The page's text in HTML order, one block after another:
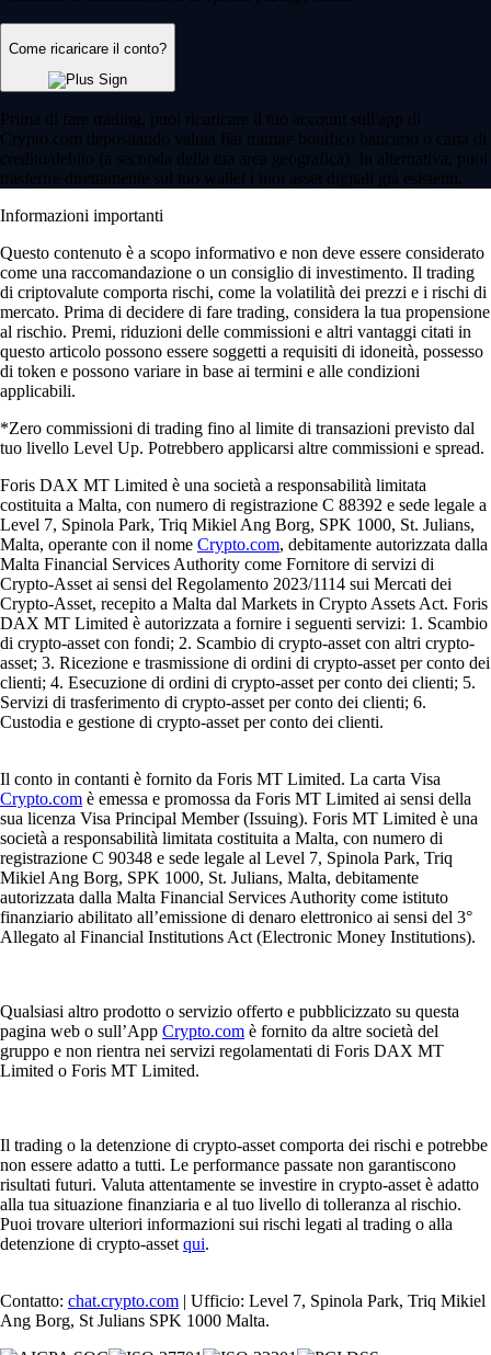
Come ricaricare il conto?
Prima di fare trading, puoi ricaricare il tuo account sull'app di
Crypto.com depositando valuta fiat tramite bonifico bancario o carta di
credito/debito (a seconda della tua area geografica). In alternativa, puoi
trasferire direttamente sul tuo wallet i tuoi asset digitali già esistenti.
Informazioni importanti
Questo contenuto è a scopo informativo e non deve essere considerato
come una raccomandazione o un consiglio di investimento. Il trading
di criptovalute comporta rischi, come la volatilità dei prezzi e i rischi di
mercato. Prima di decidere di fare trading, considera la tua propensione
al rischio. Premi, riduzioni delle commissioni e altri vantaggi citati in
questo articolo possono essere soggetti a requisiti di idoneità, possesso
di token e possono variare in base ai termini e alle condizioni
applicabili.
*Zero commissioni di trading fino al limite di transazioni previsto dal
tuo livello Level Up. Potrebbero applicarsi altre commissioni e spread.
Foris DAX MT Limited è una società a responsabilità limitata
costituita a Malta, con numero di registrazione C 88392 e sede legale a
Level 7, Spinola Park, Triq Mikiel Ang Borg, SPK 1000, St. Julians,
Malta, operante con il nome Crypto.com, debitamente autorizzata dalla
Malta Financial Services Authority come Fornitore di servizi di
Crypto-Asset ai sensi del Regolamento 2023/1114 sui Mercati dei
Crypto-Asset, recepito a Malta dal Markets in Crypto Assets Act. Foris
DAX MT Limited è autorizzata a fornire i seguenti servizi: 1. Scambio
di crypto-asset con fondi; 2. Scambio di crypto-asset con altri crypto-
asset; 3. Ricezione e trasmissione di ordini di crypto-asset per conto dei
clienti; 4. Esecuzione di ordini di crypto-asset per conto dei clienti; 5.
Servizi di trasferimento di crypto-asset per conto dei clienti; 6.
Custodia e gestione di crypto-asset per conto dei clienti.
Il conto in contanti è fornito da Foris MT Limited. La carta Visa
Crypto.com è emessa e promossa da Foris MT Limited ai sensi della
sua licenza Visa Principal Member (Issuing). Foris MT Limited è una
società a responsabilità limitata costituita a Malta, con numero di
registrazione C 90348 e sede legale al Level 7, Spinola Park, Triq
Mikiel Ang Borg, SPK 1000, St. Julians, Malta, debitamente
autorizzata dalla Malta Financial Services Authority come istituto
finanziario abilitato all’emissione di denaro elettronico ai sensi del 3°
Allegato al Financial Institutions Act (Electronic Money Institutions).
Qualsiasi altro prodotto o servizio offerto e pubblicizzato su questa
pagina web o sull’App Crypto.com è fornito da altre società del
gruppo e non rientra nei servizi regolamentati di Foris DAX MT
Limited o Foris MT Limited.
Il trading o la detenzione di crypto-asset comporta dei rischi e potrebbe
non essere adatto a tutti. Le performance passate non garantiscono
risultati futuri. Valuta attentamente se investire in crypto-asset è adatto
alla tua situazione finanziaria e al tuo livello di tolleranza al rischio.
Puoi trovare ulteriori informazioni sui rischi legati al trading o alla
detenzione di crypto-asset qui.
Contatto: chat.crypto.com | Ufficio: Level 7, Spinola Park, Triq Mikiel
Ang Borg, St Julians SPK 1000 Malta.